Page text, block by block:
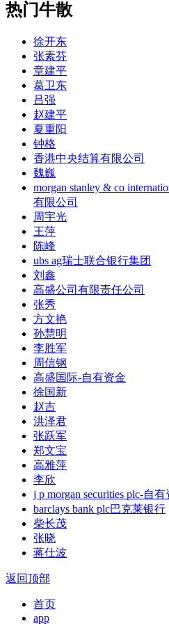
热门牛散
徐开东
张素芬
章建平
葛卫东
吕强
赵建平
夏重阳
钟格
香港中央结算有限公司
魏巍
morgan stanley & co
有限公司
周宇光
王萍
陈峰
ubs ag瑞士联合银行集团
刘鑫
高盛公司有限责任公司
张秀
方文艳
孙慧明
李胜军
周信钢
高盛国际-自有资金
徐国新
赵吉
洪泽君
张跃军
郑文宝
高雅萍
李欣
j p morgan securities plc-自有
barclays bank plc巴克莱银行
柴长茂
张晓
蒋仕波
返回顶部
首页
app